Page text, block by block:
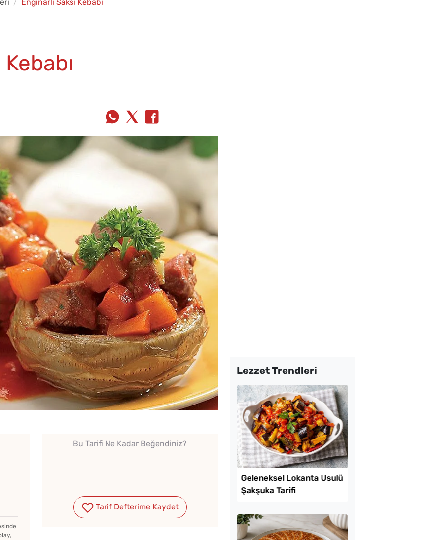
Enginarlı Saksı Kebabı
Bu Tarifi Ne Kadar Beğendiniz?
Tarif Defterime Kaydet
Lezzet Trendleri
Vişne Reçelinin Sır Gibi